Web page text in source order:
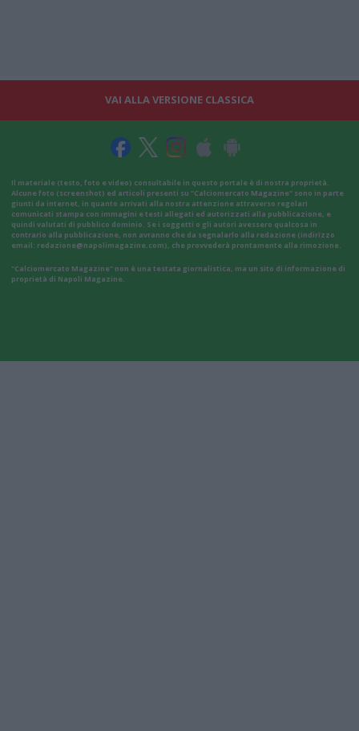
VAI ALLA VERSIONE CLASSICA
Il materiale (testo, foto e video) consultabile in questo portale è di nostra proprietà.
Alcune foto (screenshot) ed articoli presenti su "Calciomercato Magazine" sono in parte
giunti da internet, in quanto arrivati alla nostra attenzione attraverso regolari
comunicati stampa con immagini e testi allegati ed autorizzati alla pubblicazione, e
quindi valutati di pubblico dominio. Se i soggetti o gli autori avessero qualcosa in
contrario alla pubblicazione, non avranno che da segnalarlo alla redazione (indirizzo
email: redazione@napolimagazine.com), che provvederà prontamente alla rimozione.
"Calciomercato Magazine" non è una testata giornalistica, ma un sito di informazione di
proprietà di Napoli Magazine.